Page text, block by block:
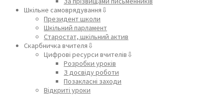
Шкільне самоврядування⇩
Президент школи
Шкільний парламент
Старостат, шкільний актив
Скарбничка вчителя⇩
Цифрові ресурси вчителів⇩
Розробки уроків
З досвіду роботи
Позакласні заходи
Відкриті уроки